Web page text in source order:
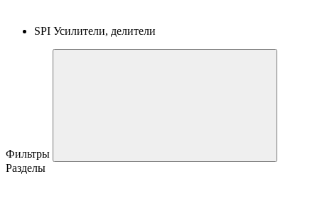
SPI Усилители, делители
Фильтры
Разделы